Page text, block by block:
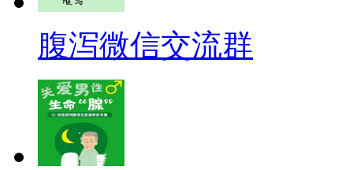
腹泻微信交流群